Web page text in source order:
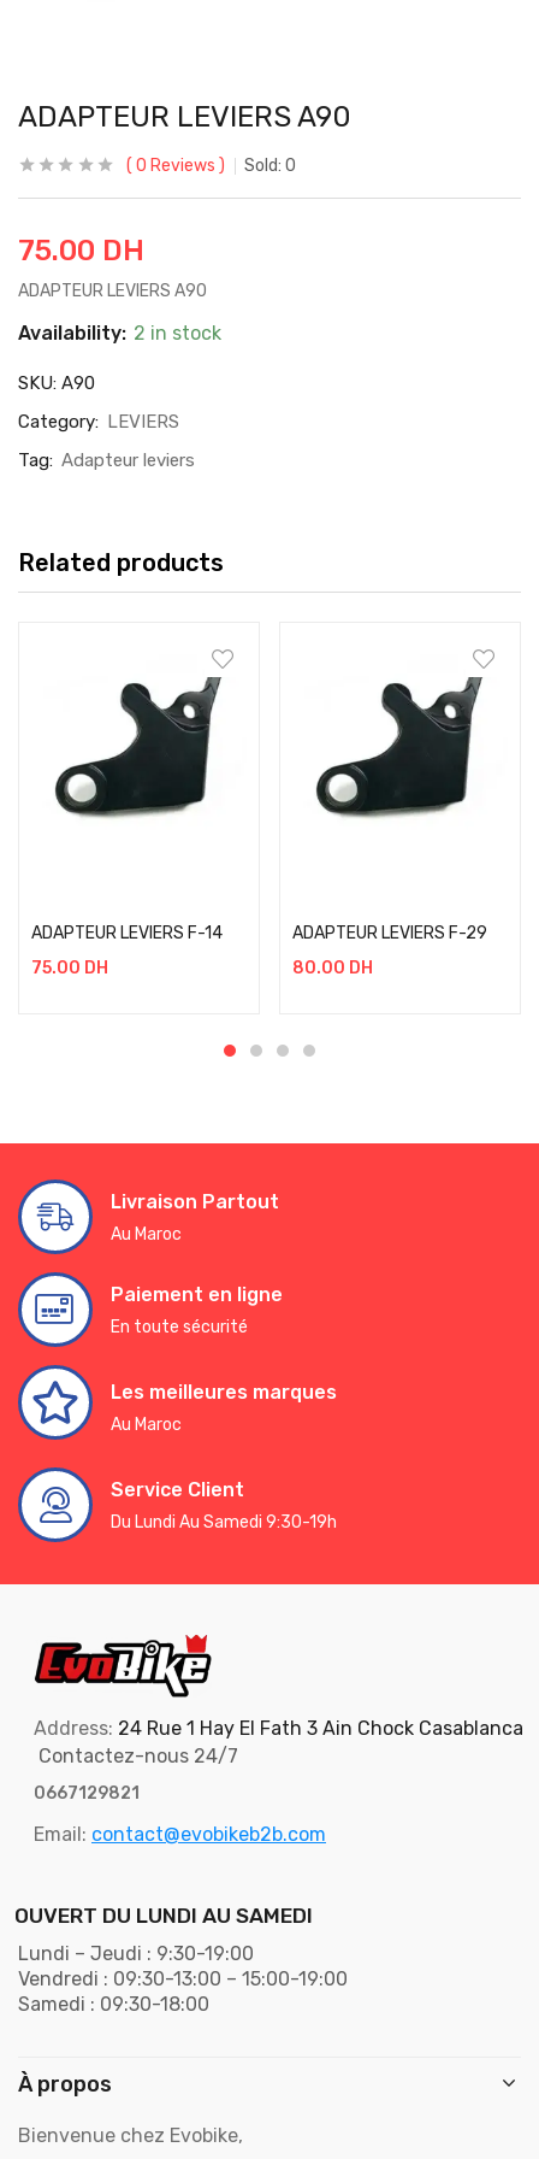
ADAPTEUR LEVIERS A90
0 Reviews Sold: 0
75.00 DH
ADAPTEUR LEVIERS A90
Availability: 2 in stock
SKU: A90
Category: LEVIERS
Tag: Adapteur leviers
Related products
ADAPTEUR LEVIERS F-14
75.00 DH
ADAPTEUR LEVIERS F-29
80.00 DH
Livraison Partout
Au Maroc
Paiement en ligne
En toute sécurité
Les meilleures marques
Au Maroc
Service Client
Du Lundi Au Samedi 9:30-19h
Address: 24 Rue 1 Hay El Fath 3 Ain Chock Casablanca
Contactez-nous 24/7
0667129821
Email: contact@evobikeb2b.com
OUVERT DU LUNDI AU SAMEDI
Lundi – Jeudi : 9:30-19:00
Vendredi : 09:30-13:00 – 15:00-19:00
Samedi : 09:30-18:00
À propos
Bienvenue chez Evobike,